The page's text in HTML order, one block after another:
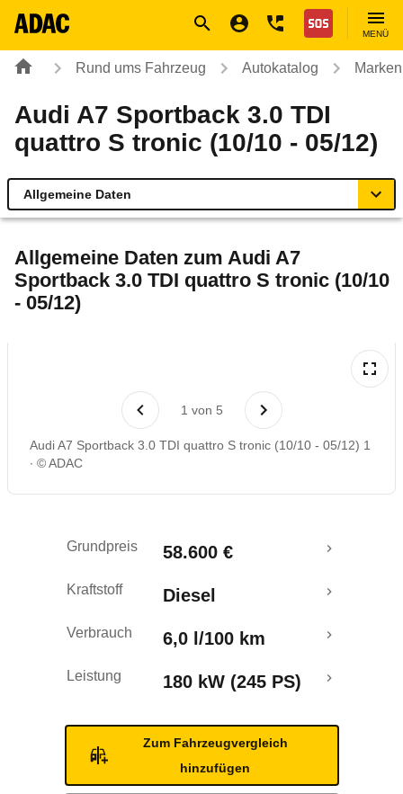
Nothilfe
MENÜ
Rund ums Fahrzeug Autokatalog
Audi A7 Sportback 3.0 TDI
quattro S tronic (10/10 - 05/12)
Allgemeine Daten
Technische Daten
Rückrufe & Mängel
Allgemeine Daten zum Audi A7
Sportback 3.0 TDI quattro S tronic (10/10
- 05/12)
1 von 5
Audi A7 Sportback 3.0 TDI quattro S tronic (10/10 - 05/12) 1
© ADAC
Grundpreis 58.600 €
Kraftstoff Diesel
Verbrauch 6,0 l/100 km
Leistung 180 kW (245 PS)
Zum Fahrzeugvergleich
hinzufügen